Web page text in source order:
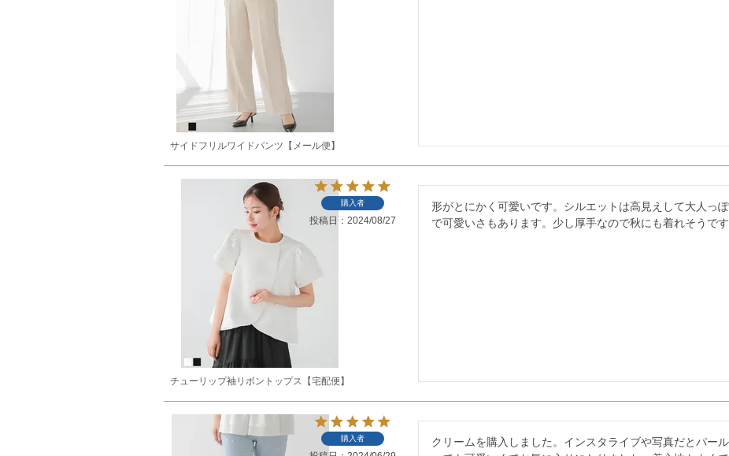
サイドフリルワイドパンツ【メール便】
チューリップ袖リボントップス【宅配便】
購入者
投稿日 2024/08/27
形がとにかく可愛いです。シルエットは高見えして大人っ
で可愛いさもあります。少し厚手なので秋にも着れそうです
購入者
クリームを購入しました。インスタライブや写真だとパー